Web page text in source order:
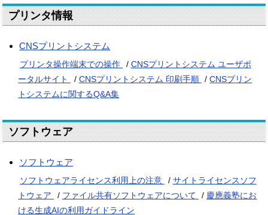
プリンタ情報
CNSプリントシステム
プリンタ操作端末での操作 / CNSプリントシステム ユーザポ
ータルサイト
/ CNSプリントシステム 印刷手順 /CNSプリン
トシステムに関するQ&A集
ソフトウェア
ソフトウェア
ソフトウェアライセンス利用上の注意 / サイトライセンスソフ
トウェア
/ ファイル共有ソフトウェアについて / 慶應義塾にお
ける生成AIの利用ガイドライン